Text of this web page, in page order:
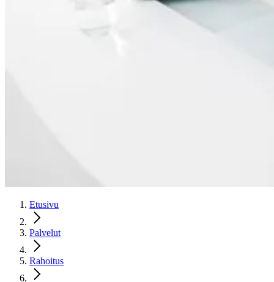
Etusivu
Palvelut
Rahoitus